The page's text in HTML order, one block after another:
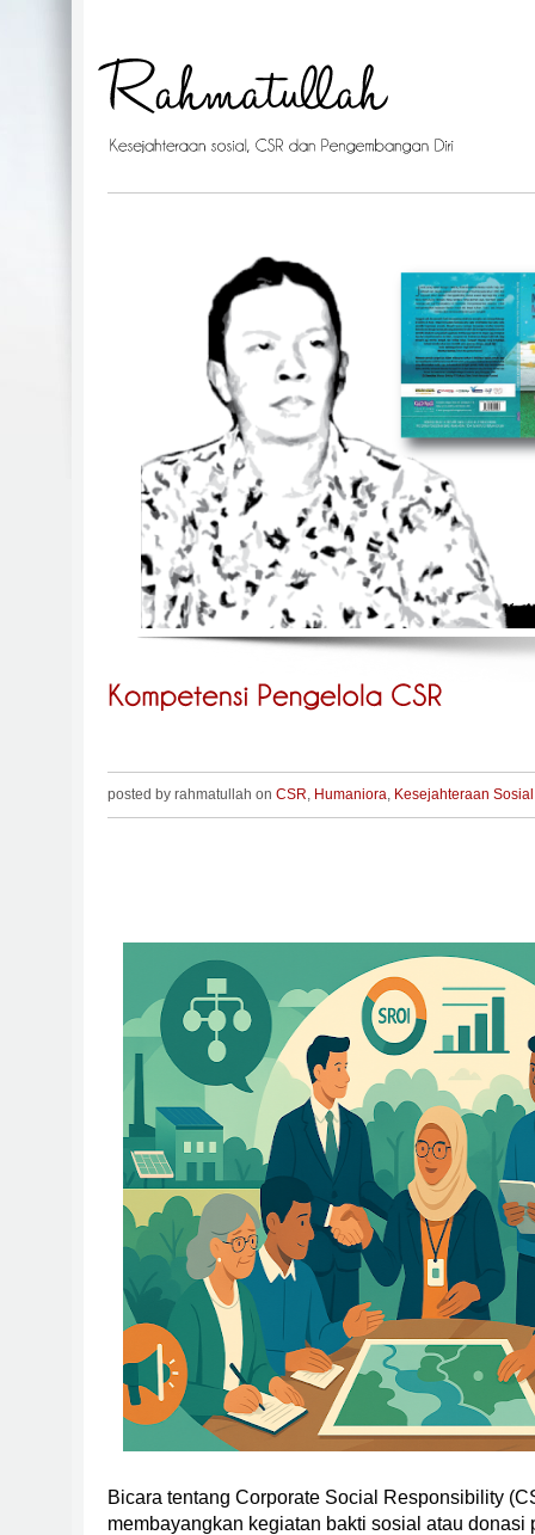
posted by rahmatullah on CSR, Humaniora, Kesejahteraan Sosial
Bicara tentang Corporate Social Responsibility
membayangkan kegiatan bakti sosial atau donasi